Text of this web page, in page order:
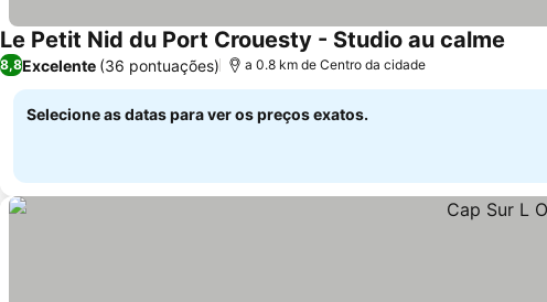
Le Petit Nid du Port Crouesty - Studio au calme
8,8Excelente (36 pontuações) a 0.8 km de Centro da cidade
Selecione as datas para ver os preços exatos.